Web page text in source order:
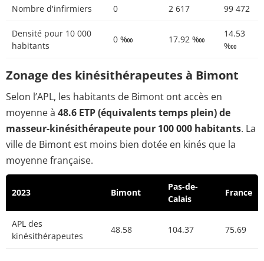
Nombre d'infirmiers 0 2 617 99 472
Densité pour 10 000
habitants
0 ‱ 17.92 ‱
14.53
‱
Zonage des kinésithérapeutes à Bimont
Selon l’APL, les habitants de Bimont ont accès en
moyenne à 48.6 ETP (équivalents temps plein) de
masseur-kinésithérapeute pour 100 000 habitants. La
ville de Bimont est moins bien dotée en kinés que la
moyenne française.
2023 Bimont
Pas-de-
Calais
France
APL des
kinésithérapeutes
48.58 104.37 75.69